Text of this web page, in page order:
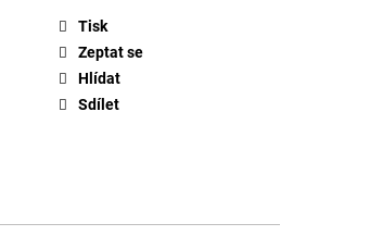
Tisk
Zeptat se
Hlídat
Sdílet